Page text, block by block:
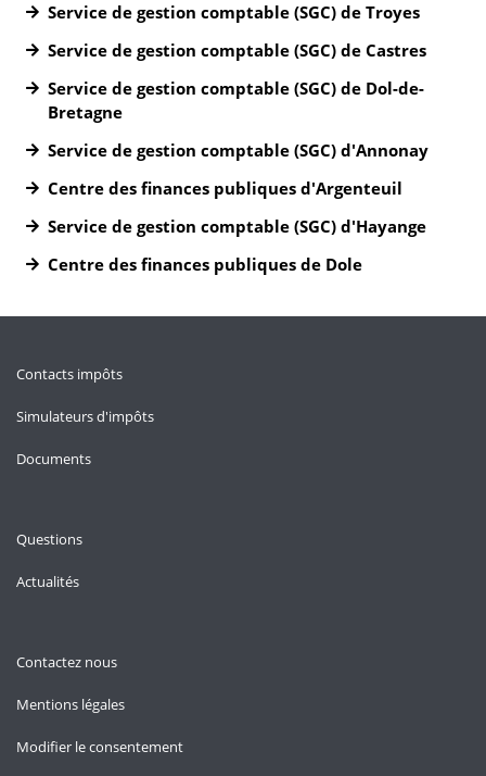
Service de gestion comptable (SGC) de Troyes
Service de gestion comptable (SGC) de Castres
Service de gestion comptable (SGC) de Dol-de-
Bretagne
Service de gestion comptable (SGC) d'Annonay
Centre des finances publiques d'Argenteuil
Service de gestion comptable (SGC) d'Hayange
Centre des finances publiques de Dole
Contacts impôts
Simulateurs d'impôts
Documents
Questions
Actualités
Contactez nous
Mentions légales
Modifier le consentement